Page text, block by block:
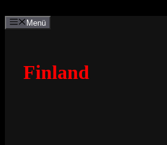
Inhalt
springen
Menü
Finland